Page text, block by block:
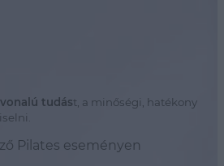
tudást, a minőségi, hatékony
Pilates eseményen